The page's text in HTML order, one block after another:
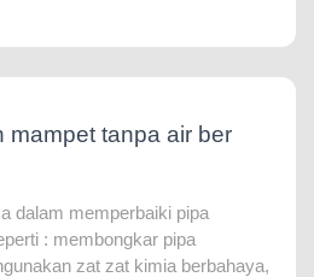
mampet tanpa air ber
dalam memperbaiki pipa
: membongkar pipa
zat zat kimia berbahaya,